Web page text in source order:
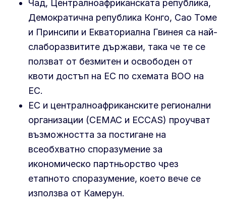
Чад, Централноафриканската република,
Демократична република Конго, Сао Томе
и Принсипи и Екваториална Гвинея са най-
слаборазвитите държави, така че те се
ползват от безмитен и освободен от
квоти достъп на ЕС по схемата ВОО на
ЕС.
ЕС и централноафриканските регионални
организации (CEMAC и ECCAS) проучват
възможността за постигане на
всеобхватно споразумение за
икономическо партньорство чрез
етапното споразумение, което вече се
използва от Камерун.